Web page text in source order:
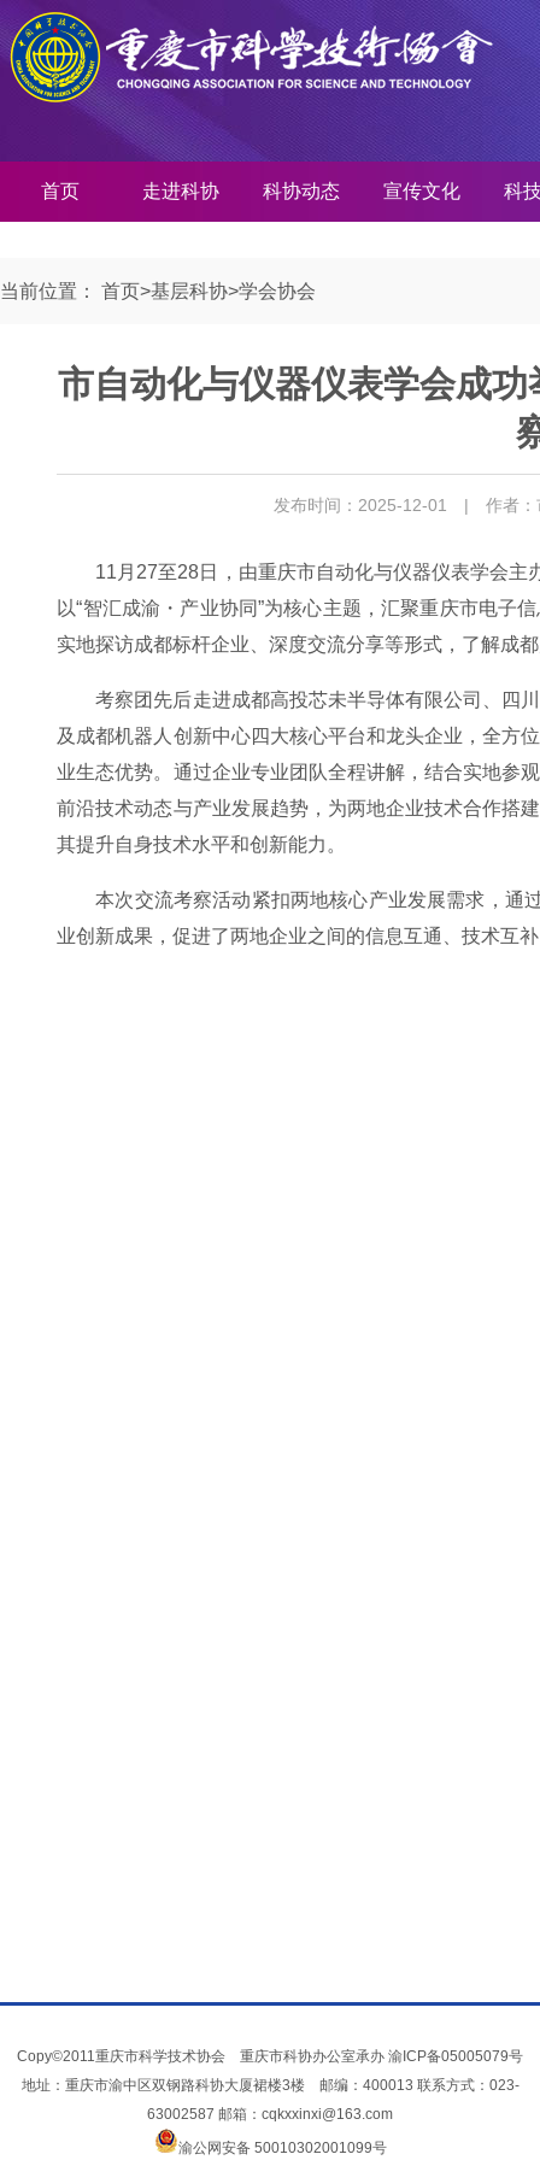
首页 走进科协 科协动态 宣传文化 科
当前位置： 首页>基层科协>学会协会
市自动化与仪器仪表学会成
发布时间：2025-12-01 | 作者：
11月27至28日，由重庆市自动化与仪器仪表学会主
以“智汇成渝・产业协同”为核心主题，汇聚重庆市电子
实地探访成都标杆企业、深度交流分享等形式，了解成
考察团先后走进成都高投芯未半导体有限公司、四
及成都机器人创新中心四大核心平台和龙头企业，全方
业生态优势。通过企业专业团队全程讲解，结合实地参
前沿技术动态与产业发展趋势，为两地企业技术合作搭
其提升自身技术水平和创新能力。
本次交流考察活动紧扣两地核心产业发展需求，通
业创新成果，促进了两地企业之间的信息互通、技术互
Copy©2011重庆市科学技术协会 重庆市科协办公室承办 渝ICP备05005079号
地址：重庆市渝中区双钢路科协大厦裙楼3楼 邮编：400013 联系方式：023-
63002587 邮箱：cqkxxinxi@163.com
渝公网安备 50010302001099号